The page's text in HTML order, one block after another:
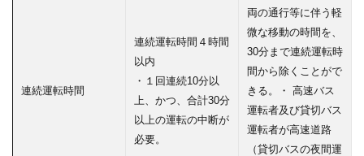
連続運転時間
連続運転時間４時間
以内
・１回連続10分以
上、かつ、合計30分
以上の運転の中断が
必要。
両の通行等に伴う軽
微な移動の時間を、
30分まで連続運転時
間から除くことがで
きる。・ 高速バス
運転者及び貸切バス
運転者が高速道路
（貸切バスの夜間運